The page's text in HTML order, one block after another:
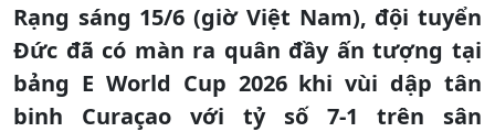
Rạng sáng 15/6 (giờ Việt Nam), đội tuyển
Đức đã có màn ra quân đầy ấn tượng tại
bảng E World Cup 2026 khi vùi dập tân
binh Curaçao với tỷ số 7-1 trên sân